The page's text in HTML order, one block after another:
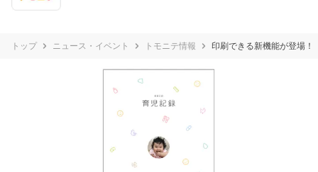
トップ ニュース・イベント トモニテ情報 印刷できる新機能が登場